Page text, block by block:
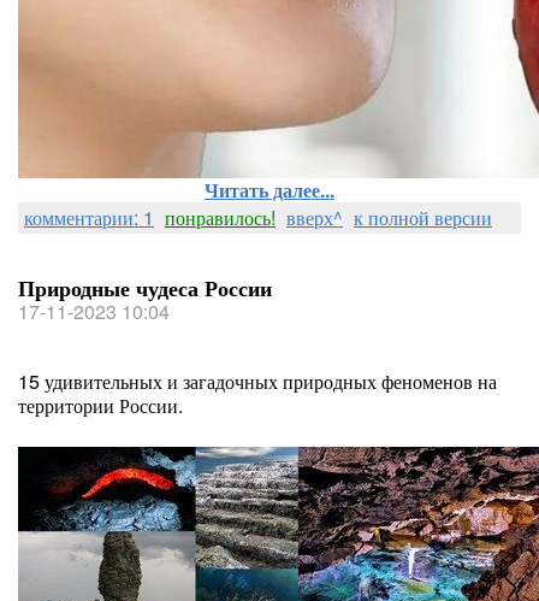
Читать далее...
комментарии: 1 понравилось! вверх^ к полной версии
Природные чудеса России
17-11-2023 10:04
15 удивительных и загадочных природных феноменов на
территории России.